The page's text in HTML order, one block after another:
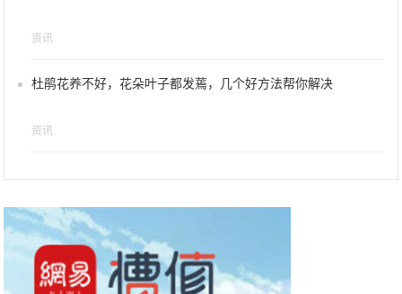
资讯
杜鹃花养不好，花朵叶子都发蔫，几个好方法帮你解决
资讯